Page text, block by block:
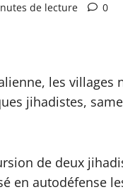
de lecture 0
les villages
jihadistes,
de deux
en autodéfense